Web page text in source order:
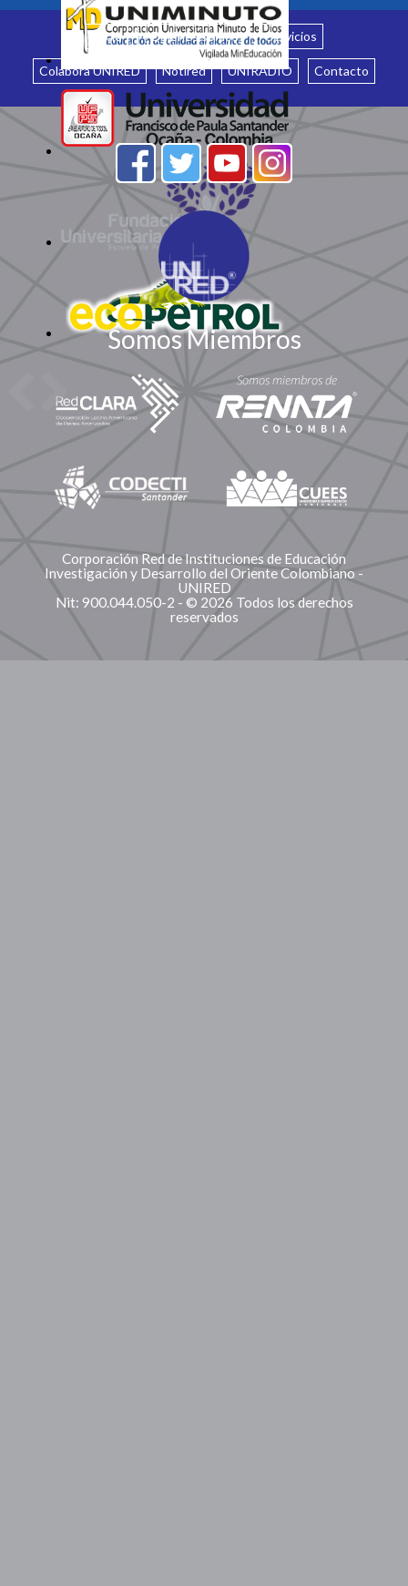
Inicio ¿Quiénes somos? Servicios
Colabora UNIRED Notired UNIRADIO Contacto
Somos Miembros
Corporación Red de Instituciones de Educación
Investigación y Desarrollo del Oriente Colombiano -
UNIRED
Nit: 900.044.050-2 - © 2026 Todos los derechos
reservados